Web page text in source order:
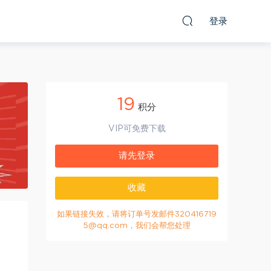
登录
19 积分
VIP可免费下载
请先登录
收藏
如果链接失效，请将订单号发邮件320416719
5@qq.com，我们会帮您处理